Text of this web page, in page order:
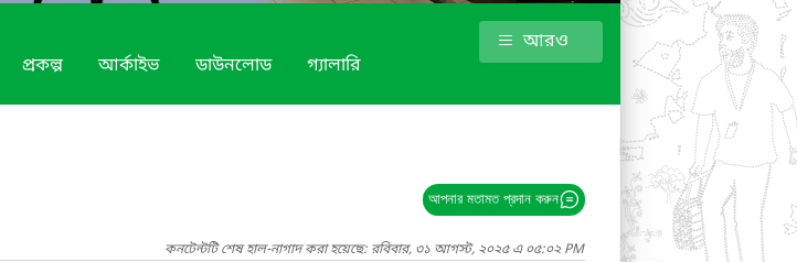
প্রকল্প আর্কাইভ ডাউনলোড গ্যালারি
আরও
আপনার মতামত প্রদান করুন
কনটেন্টটি শেষ হাল-নাগাদ করা হয়েছে: রবিবার, ৩১ আগস্ট, ২০২৫ এ ০৫:০২ PM